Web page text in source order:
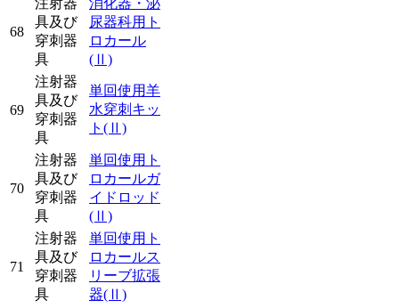
68
注射器
具及び
穿刺器
具
消化器・泌
尿器科用ト
ロカール
(Ⅱ)
69
注射器
具及び
穿刺器
具
単回使用羊
水穿刺キッ
ト (Ⅱ)
70
注射器
具及び
穿刺器
具
単回使用ト
ロカールガ
イドロッド
(Ⅱ)
71
注射器
具及び
穿刺器
具
単回使用ト
ロカールス
リーブ拡張
器(Ⅱ)